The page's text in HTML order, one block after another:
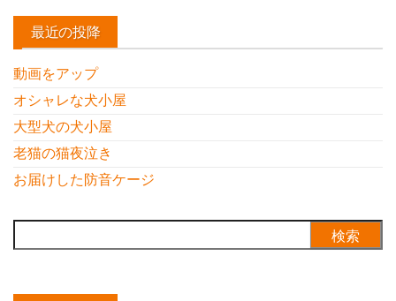
最近の投降
動画をアップ
オシャレな犬小屋
大型犬の犬小屋
老猫の猫夜泣き
お届けした防音ケージ
索: